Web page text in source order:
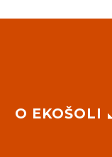
O EKOŠOLI